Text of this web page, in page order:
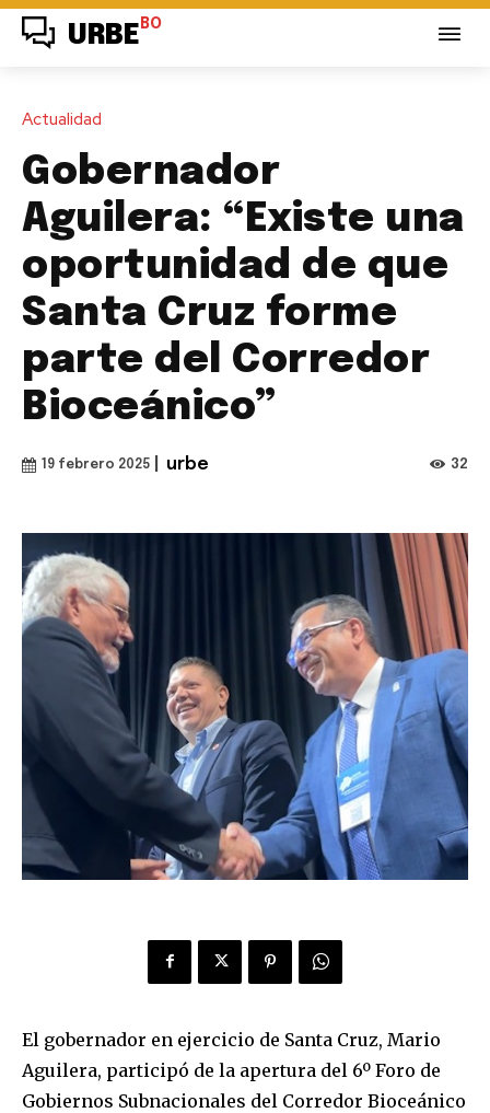
URBE BO
Actualidad
Gobernador
Aguilera: “Existe una
oportunidad de que
Santa Cruz forme
parte del Corredor
Bioceánico”
19 febrero 2025 urbe 32
El gobernador en ejercicio de Santa Cruz, Mario
Aguilera, participó de la apertura del 6º Foro de
Gobiernos Subnacionales del Corredor Bioceánico